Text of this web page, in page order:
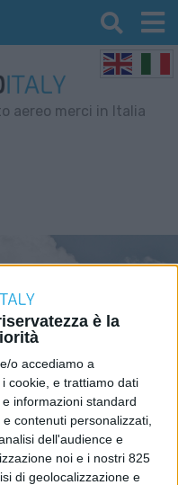
è la
o accediamo a
cookie, e trattiamo dati
informazioni standard
contenuti personalizzati,
dell'audience e
noi e i nostri 825
di geolocalizzazione e
aereo merci in Italia